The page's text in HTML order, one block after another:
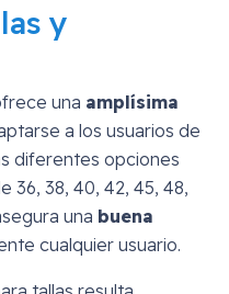
y
una amplísima
a los usuarios de
diferentes opciones
36, 38, 40, 42, 45, 48,
una buena
cualquier usuario.